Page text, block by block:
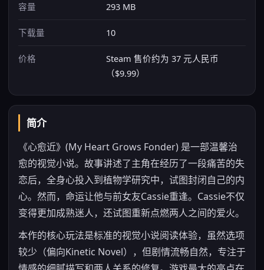
容量 293 MB
下载量 10
价格
Steam 售价约为 37 元人民币
（$9.99）
简介
《心愈近》(My Heart Grows Fonder) 是一部温馨治
愈的视觉小说。故事讲述了主角在经历了一段痛苦的失
恋后，全身心投入到植物学研究中，试图封闭自己的内
心。然而，命运让他与前女友Cassie重逢。Cassie不仅
变得更加成熟迷人，还试图重新点燃两人之间的爱火。
本作的核心玩法是标准的视觉小说阅读体验，虽然选项
较少（偏向Kinetic Novel），但剧情流畅自然，专注于